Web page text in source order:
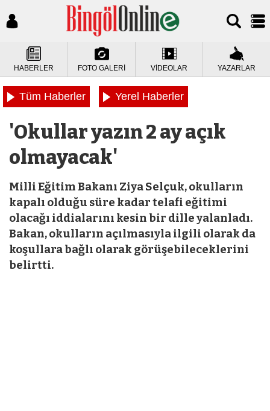
HABERLER FOTO GALERİ VİDEOLAR YAZARLAR
Tüm Haberler Yerel Haberler
'Okullar yazın 2 ay açık
olmayacak'
Milli Eğitim Bakanı Ziya Selçuk, okulların
kapalı olduğu süre kadar telafi eğitimi
olacağı iddialarını kesin bir dille yalanladı.
Bakan, okulların açılmasıyla ilgili olarak da
koşullara bağlı olarak görüşebileceklerini
belirtti.